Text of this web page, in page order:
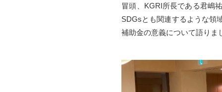
冒頭、KGRI所長である君嶋
SDGsとも関連するような領
補助金の意義について語りま